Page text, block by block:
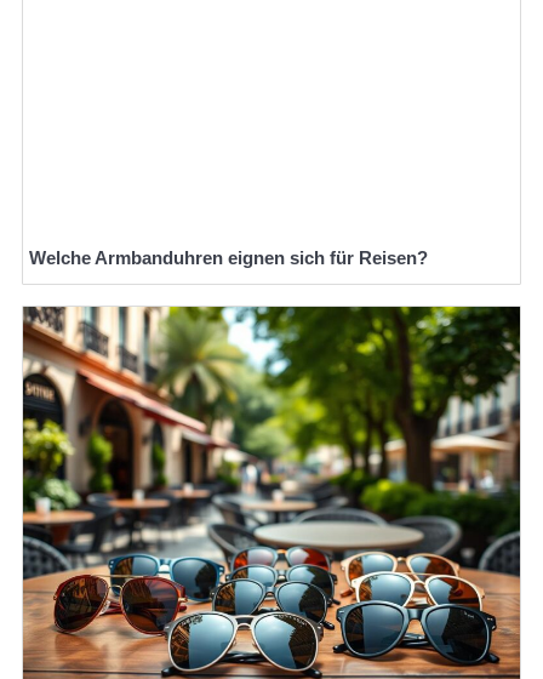
Welche Armbanduhren eignen sich für Reisen?